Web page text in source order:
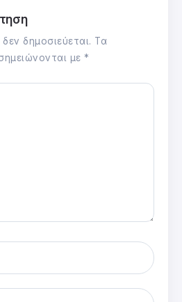
δημοσιεύεται. Τα
με *